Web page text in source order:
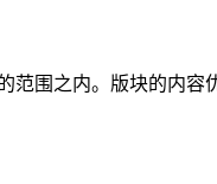
围之内。版块的内